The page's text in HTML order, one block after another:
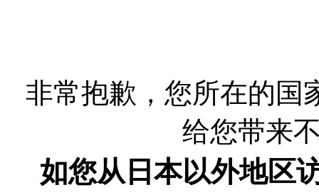
非常抱歉，您所在的国
给您带来
如您从日本以外地区